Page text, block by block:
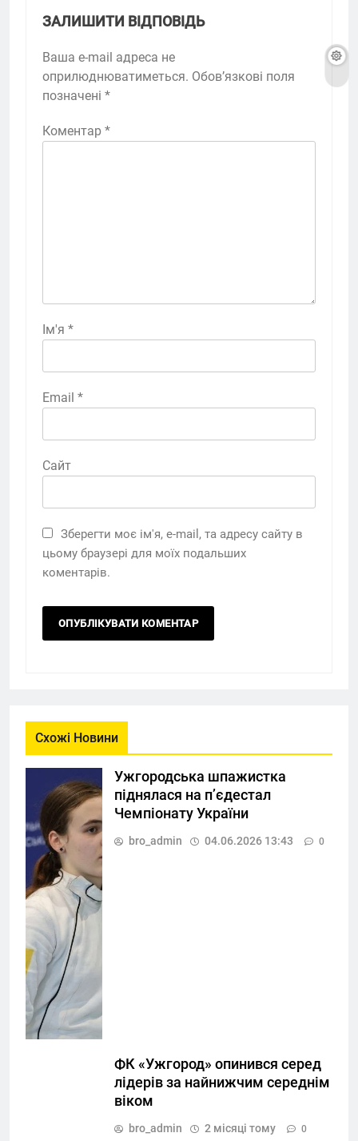
ЗАЛИШИТИ ВІДПОВІДЬ
Ваша e-mail адреса не
оприлюднюватиметься. Обов’язкові поля
позначені *
Коментар *
Ім'я *
Email *
Сайт
Зберегти моє ім'я, e-mail, та адресу сайту в
цьому браузері для моїх подальших
коментарів.
Схожі Новини
Ужгородська шпажистка
піднялася на п’єдестал
Чемпіонату України
bro_admin 04.06.2026 13:43 0
ФК «Ужгород» опинився серед
лідерів за найнижчим середнім
віком
bro_admin 2 місяці тому 0